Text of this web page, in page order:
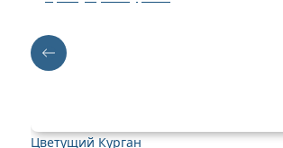
Цветущий Курган